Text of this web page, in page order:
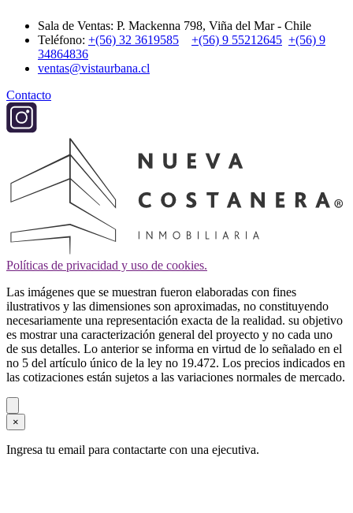
Sala de Ventas: P. Mackenna 798, Viña del Mar - Chile
Teléfono: +(56) 32 3619585 +(56) 9 55212645 +(56) 9
34864836
ventas@vistaurbana.cl
Contacto
Políticas de privacidad y uso de cookies.
Las imágenes que se muestran fueron elaboradas con fines
ilustrativos y las dimensiones son aproximadas, no constituyendo
necesariamente una representación exacta de la realidad. su objetivo
es mostrar una caracterización general del proyecto y no cada uno
de sus detalles. Lo anterior se informa en virtud de lo señalado en el
no 5 del artículo único de la ley no 19.472. Los precios indicados en
las cotizaciones están sujetos a las variaciones normales de mercado.
×
Ingresa tu email para contactarte con una ejecutiva.